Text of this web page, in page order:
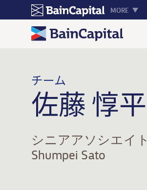
MORE
チーム
佐藤 惇平
シニアアソシエイト
Shumpei Sato